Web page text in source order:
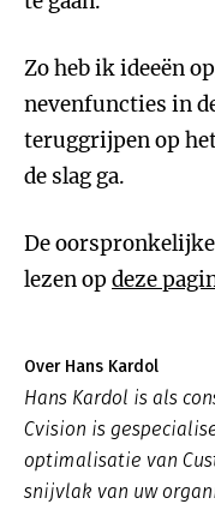
Zo heb ik ideeën
nevenfuncties in
teruggrijpen op
de slag ga.
De
lezen op deze
Over Hans Kardol
Hans Kardol is als
Cvision is
optimalisatie van
snijvlak van uw